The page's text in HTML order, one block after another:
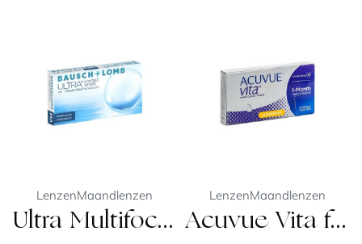
LenzenMaandlenzen
Ultra Multifocal for Astigmatism
LenzenMaandlenzen
Acuvue Vita for astigmatism